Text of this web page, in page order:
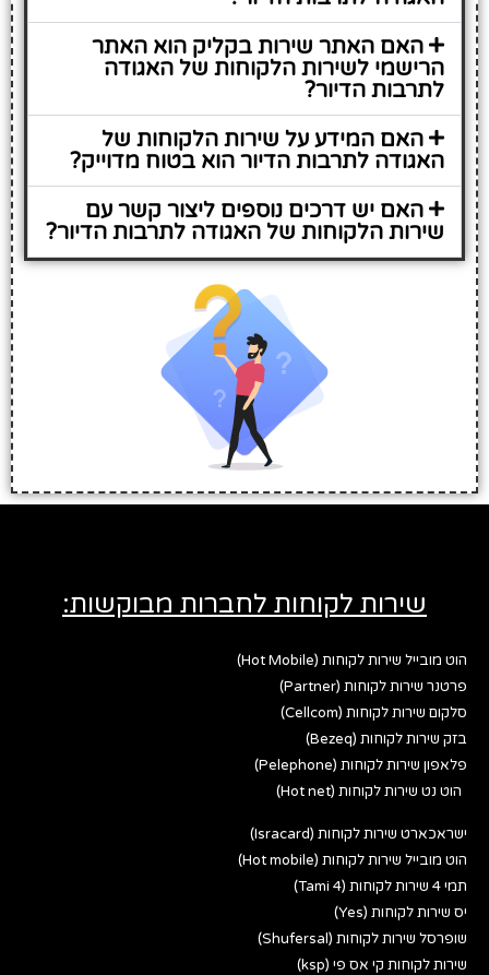
האם האתר שירות בקליק הוא האתר
הרישמי לשירות הלקוחות של האגודה
לתרבות הדיור?
האם המידע על שירות הלקוחות של
האגודה לתרבות הדיור הוא בטוח מדוייק?
האם יש דרכים נוספים ליצור קשר עם
שירות הלקוחות של האגודה לתרבות הדיור?
שירות לקוחות לחברות מבוקשות:
הוט מובייל שירות לקוחות (Hot Mobile)
פרטנר שירות לקוחות (Partner)
סלקום שירות לקוחות (Cellcom)
בזק שירות לקוחות (Bezeq)
פלאפון שירות לקוחות (Pelephone)
הוט נט שירות לקוחות (Hot net)
ישראכארט שירות לקוחות (Isracard)
הוט מובייל שירות לקוחות (Hot mobile)
תמי 4 שירות לקוחות (Tami 4)
יס שירות לקוחות (Yes)
שופרסל שירות לקוחות (Shufersal)
שירות לקוחות קי אס פי (ksp)